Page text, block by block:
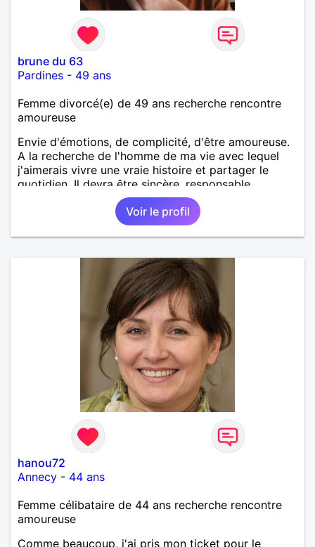
brune du 63
Pardines - 49 ans
Femme divorcé(e) de 49 ans recherche rencontre
amoureuse
Envie d'émotions, de complicité, d'être amoureuse.
A la recherche de l'homme de ma vie avec lequel
j'aimerais vivre une vraie histoire et partager le
quotidien. Il devra être sincère, responsable,
ambitieux, entreprenant, fort de caractère et avec le
sens de l'humour. Il saura me chouchouter et me
mettre en valeur, me donner son amour et attention.
Merci de m'avoir lu et à bientôt...
Voir le profil
hanou72
Annecy - 44 ans
Femme célibataire de 44 ans recherche rencontre
amoureuse
Comme beaucoup, j'ai pris mon ticket pour le